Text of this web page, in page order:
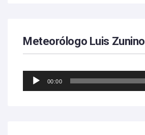
Meteorólogo Luis Zunino
Reproductor
00:00